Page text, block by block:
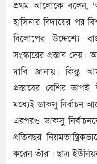
প্রথম আলোকে বলেন,
হাসিনার বিদায়ের পর
বিলোপের উদ্দেশ্যে
সংস্কারের প্রস্তাব
দাবি জানায়। কিন্তু
প্রস্তাবের বেশির
মধ্যেই ডাকসু নির্বাচন
এরপরও ডাকসু
প্রতিবছর
করেন তাঁরা। ছাত্র